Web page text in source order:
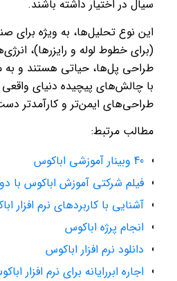
سیال در اختیار داشته باشند.
این نوع تحلیل‌ها، به ویژه برای
(برای خطوط لوله و رایزرها)،
طراحی پل‌ها، حیاتی هستند و به
با چالش‌های پیچیده دنیای واقعی
طراحی‌های ایمن‌تر و کارآمدتر
مطالب مرتبط:
40 وبینار آموزشی اباکوس
فیلم شرکتی آموزش اباکوس با
آشنایی با کاربردهای نرم افزار
انجام پرژه اباکوس
دانلود نرم افزار اباکوس
اجاره ابررایانه برای نرم افزار